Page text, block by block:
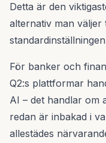
Detta är den
alternativ man
För banker och
Q2:s plattformar
AI – det handlar om
redan är inbakad i
allestädes